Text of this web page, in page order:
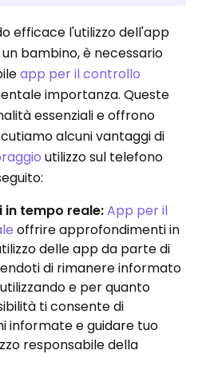
efficace l'utilizzo dell'app
bambino, è necessario
app per il controllo
importanza. Queste
essenziali e offrono
alcuni vantaggi di
utilizzo sul telefono
tempo reale:App per il
offrire approfondimenti in
delle app da parte di
di rimanere informato
e per quanto
ti consente di
informate e guidare tuo
responsabile della